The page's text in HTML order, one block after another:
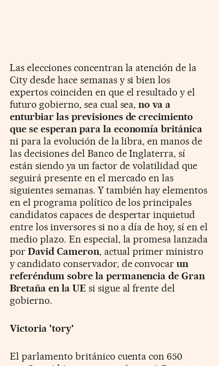
Las elecciones concentran la atención de la
City desde hace semanas y si bien los
expertos coinciden en que el resultado y el
futuro gobierno, sea cual sea,no va a
enturbiar las previsiones de crecimiento
que se esperan para la economía británica
ni para la evolución de la libra, en manos de
las decisiones del Banco de Inglaterra, sí
están siendo ya un factor de volatilidad que
seguirá presente en el mercado en las
siguientes semanas. Y también hay elementos
en el programa político de los principales
candidatos capaces de despertar inquietud
entre los inversores si no a día de hoy, sí en el
medio plazo. En especial, la promesa lanzada
por David Cameron, actual primer ministro
y candidato conservador, de convocarun
referéndum sobre la permanencia de Gran
Bretaña en la UE si sigue al frente del
gobierno.
Victoria 'tory'
El parlamento británico cuenta con 650